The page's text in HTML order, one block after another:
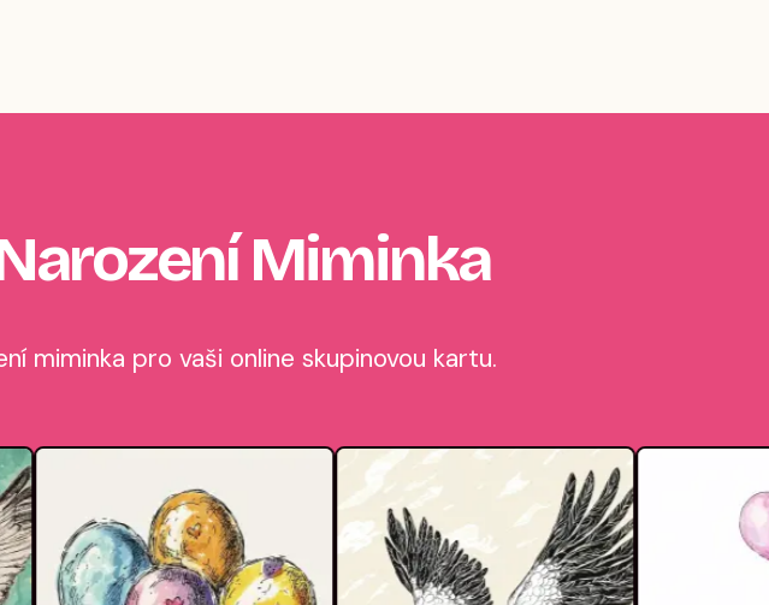
Miminka
miminka pro vaši online skupinovou kartu.